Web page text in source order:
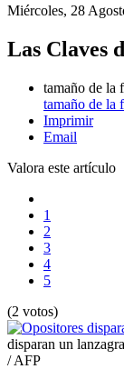
Miércoles, 28
Las Claves
tamaño de la
tamaño de la
Imprimir
Email
Valora este artículo
1
2
3
4
5
(2 votos)
disparan un
/ AFP